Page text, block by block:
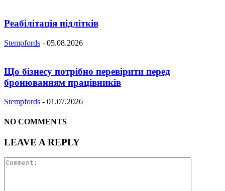
Реабілітація підлітків
Stempfords - 05.08.2026
Що бізнесу потрібно перевірити перед
бронюванням працівників
Stempfords - 01.07.2026
NO COMMENTS
LEAVE A REPLY